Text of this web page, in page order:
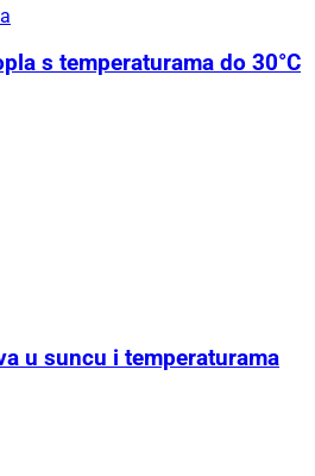
s temperaturama do 30°C
u suncu i temperaturama